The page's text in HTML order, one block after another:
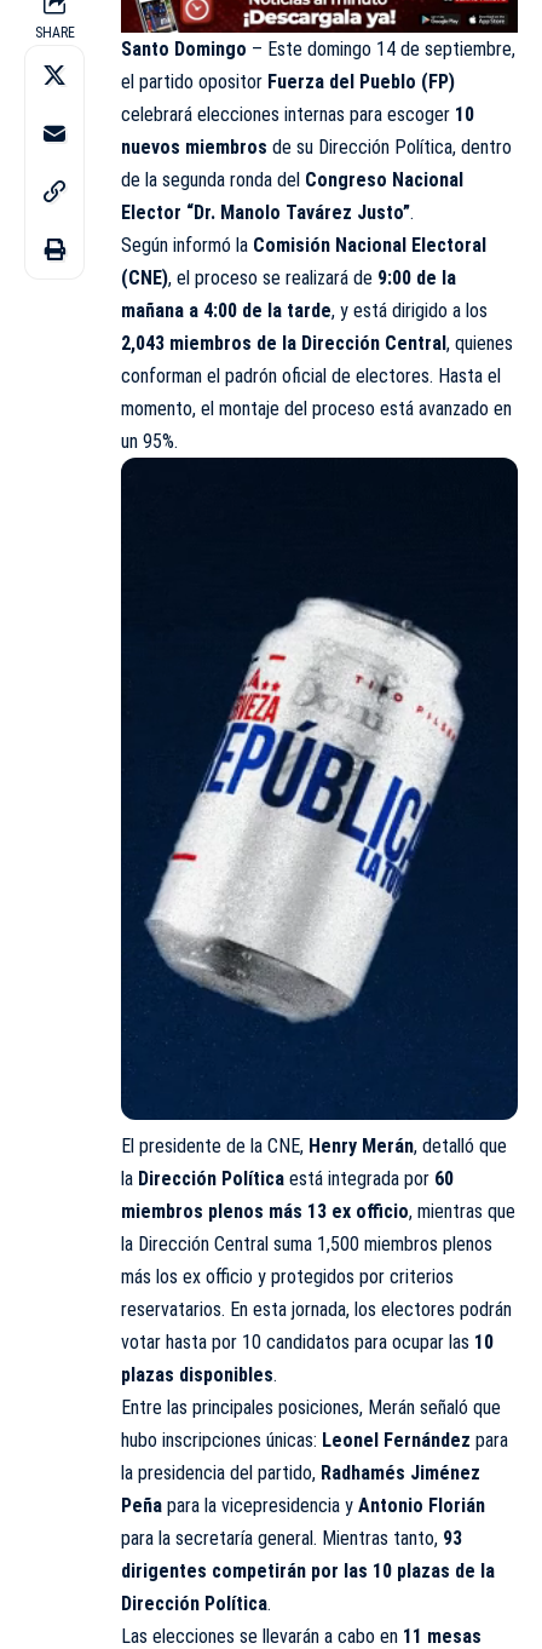
SHARE
Santo Domingo – Este domingo 14 de septiembre,
el partido opositor Fuerza del Pueblo (FP)
celebrará elecciones internas para escoger 10
nuevos miembros de su Dirección Política, dentro
de la segunda ronda del Congreso Nacional
Elector “Dr. Manolo Tavárez Justo”.
Según informó la Comisión Nacional Electoral
(CNE), el proceso se realizará de 9:00 de la
mañana a 4:00 de la tarde, y está dirigido a los
2,043 miembros de la Dirección Central, quienes
conforman el padrón oficial de electores. Hasta el
momento, el montaje del proceso está avanzado en
un 95%.
El presidente de la CNE, Henry Merán, detalló que
la Dirección Política está integrada por 60
miembros plenos más 13 ex officio, mientras que
la Dirección Central suma 1,500 miembros plenos
más los ex officio y protegidos por criterios
reservatarios. En esta jornada, los electores podrán
votar hasta por 10 candidatos para ocupar las 10
plazas disponibles.
Entre las principales posiciones, Merán señaló que
hubo inscripciones únicas: Leonel Fernández para
la presidencia del partido, Radhamés Jiménez
Peña para la vicepresidencia y Antonio Florián
para la secretaría general. Mientras tanto, 93
dirigentes competirán por las 10 plazas de la
Dirección Política.
Las elecciones se llevarán a cabo en 11 mesas